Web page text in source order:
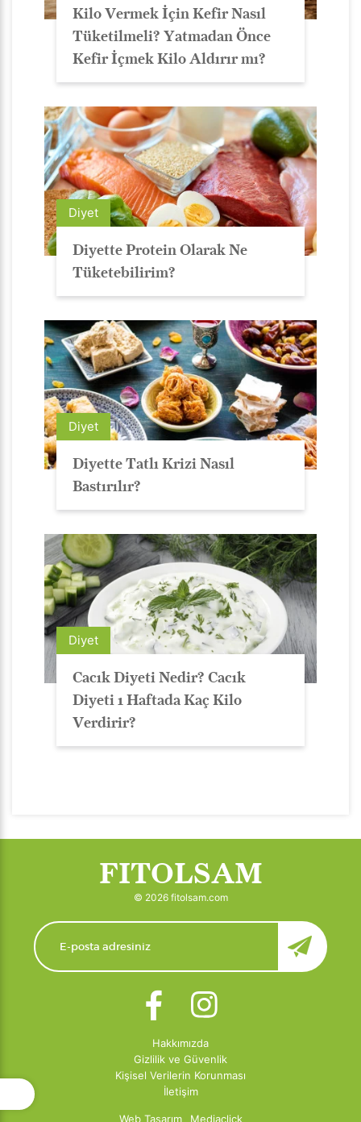
Kilo Vermek İçin Kefir Nasıl
Tüketilmeli? Yatmadan Önce
Kefir İçmek Kilo Aldırır mı?
Diyet
Diyette Protein Olarak Ne
Tüketebilirim?
Diyet
Diyette Tatlı Krizi Nasıl
Bastırılır?
Diyet
Cacık Diyeti Nedir? Cacık
Diyeti 1 Haftada Kaç Kilo
Verdirir?
FITOLSAM
© 2026 fitolsam.com
Hakkımızda
Gizlilik ve Güvenlik
Kişisel Verilerin Korunması
İletişim
Web Tasarım Mediaclick